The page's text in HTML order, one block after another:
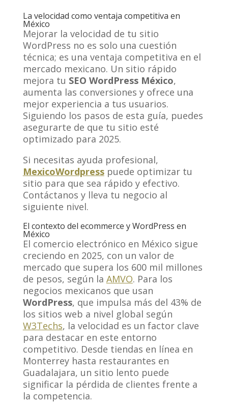
La velocidad como ventaja competitiva en
México
Mejorar la velocidad de tu sitio
WordPress no es solo una cuestión
técnica; es una ventaja competitiva en el
mercado mexicano. Un sitio rápido
mejora tu SEO WordPress México,
aumenta las conversiones y ofrece una
mejor experiencia a tus usuarios.
Siguiendo los pasos de esta guía, puedes
asegurarte de que tu sitio esté
optimizado para 2025.
Si necesitas ayuda profesional,
MexicoWordpresspuede optimizar tu
sitio para que sea rápido y efectivo.
Contáctanos y lleva tu negocio al
siguiente nivel.
El contexto del ecommerce y WordPress en
México
El comercio electrónico en México sigue
creciendo en 2025, con un valor de
mercado que supera los 600 mil millones
de pesos, según la AMVO. Para los
negocios mexicanos que usan
WordPress, que impulsa más del 43% de
los sitios web a nivel global según
W3Techs, la velocidad es un factor clave
para destacar en este entorno
competitivo. Desde tiendas en línea en
Monterrey hasta restaurantes en
Guadalajara, un sitio lento puede
significar la pérdida de clientes frente a
la competencia.